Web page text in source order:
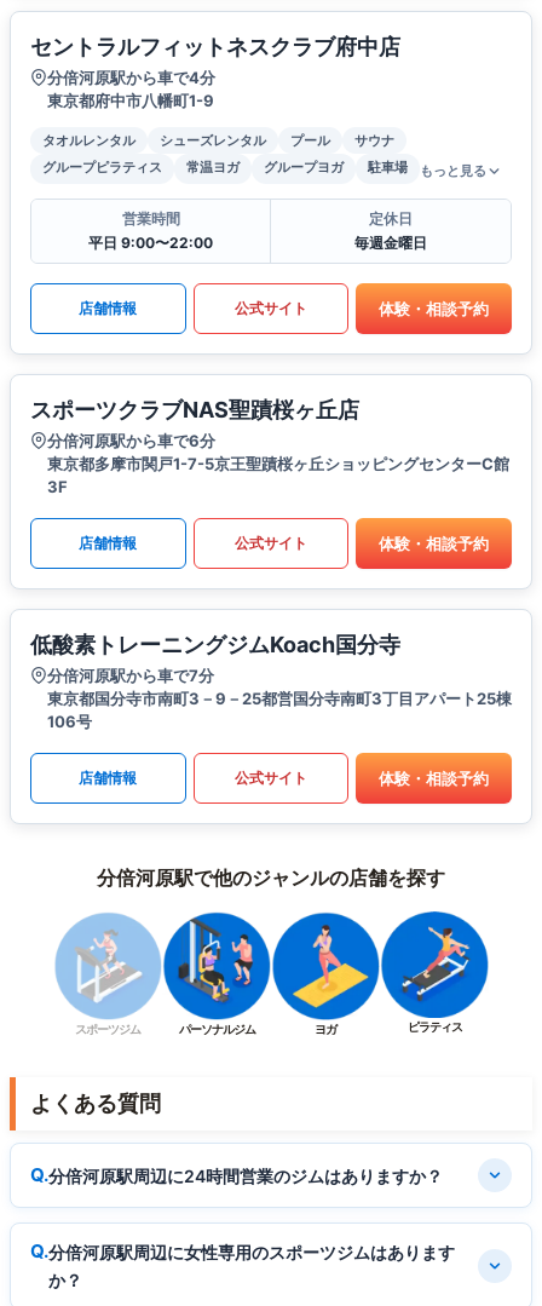
セントラルフィットネスクラブ府中店
分倍河原駅から車で4分
東京都府中市八幡町1-9
タオルレンタル シューズレンタル プール
サウナ
グループピラティス
常温ヨガ グループヨガ 駐車場 もっと見る
営業時間
平日 9:00〜22:00
定休日
毎週金曜日
店舗情報 公式サイト 体験・相談予約
スポーツクラブNAS聖蹟桜ヶ丘店
分倍河原駅から車で6分
東京都多摩市関戸1-7-5京王聖蹟桜ヶ丘ショッピングセンターC館
3F
店舗情報 公式サイト 体験・相談予約
低酸素トレーニングジムKoach国分寺
分倍河原駅から車で7分
東京都国分寺市南町3－9－25都営国分寺南町3丁目アパート25棟
106号
店舗情報 公式サイト 体験・相談予約
分倍河原駅で他のジャンルの店舗を探す
スポーツジム パーソナルジム ヨガ ピラティス
よくある質問
分倍河原駅周辺に24時間営業のジムはありますか？
分倍河原駅周辺に女性専用のスポーツジムはあります
か？